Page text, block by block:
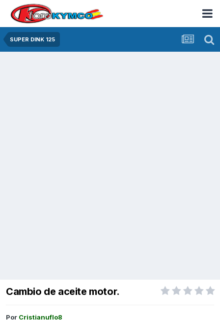
SUPER DINK 125
Cambio de aceite motor.
Por Cristianuflo8